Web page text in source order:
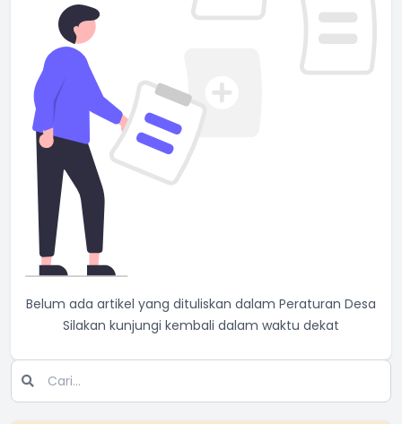
Belum ada artikel yang dituliskan dalam Peraturan Desa
Silakan kunjungi kembali dalam waktu dekat